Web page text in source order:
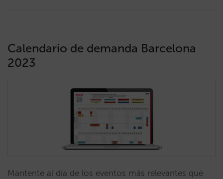
Calendario de demanda Barcelona
2023
Mantente al día de los eventos más relevantes que